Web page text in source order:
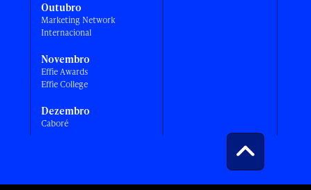
Outubro
Marketing Network
Internacional
Novembro
Effie Awards
Effie College
Dezembro
Caboré